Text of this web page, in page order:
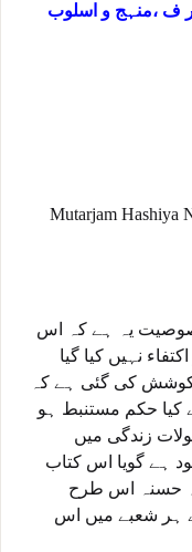
ف ،منہج و اسلوب
Mutarjam Hashiya
یہ ہے کہ اس
نہیں کیا گیا
کوشش کی گئی ہے کہ
کیا حکم مستنبط ہو
زندگی میں
ہے گویا اس کتاب
حسنہ اس طرح
ہر شعبے میں اس